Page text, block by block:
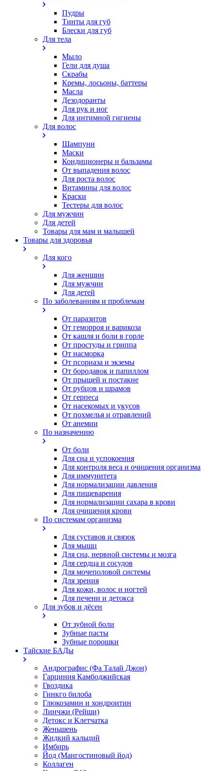
Пудры
Тинты для губ
Блески для губ
Для тела
Мыло
Гели для душа
Скрабы
Кремы, лосьоны, баттеры
Масла
Дезодоранты
Для рук и ног
Для интимной гигиены
Для волос
Шампуни
Маски
Кондиционеры и бальзамы
От выпадения волос
Для роста волос
Витамины для волос
Краски
Тестеры для волос
Для мужчин
Для детей
Товары для мам и малышей
Товары для здоровья
Для кого
Для женщин
Для мужчин
Для детей
По заболеваниям и проблемам
От паразитов
Oт геморроя и варикоза
От кашля и боли в горле
От простуды и гриппа
От насморка
Oт псориаза и экземы
От бородавок и папиллом
От прыщей и постакне
От рубцов и шрамов
От герпеса
От насекомых и укусов
От похмелья и отравлений
От анемии
По назначению
От боли
Для сна и успокоения
Для контроля веса и очищения организма
Для иммунитета
Для нормализации давления
Для пищеварения
Для нормализации сахара в крови
Для очищения крови
По системам организма
Для суставов и связок
Для мышц
Для сна, нервной системы и мозга
Для сердца и сосудов
Для мочеполовой системы
Для зрения
Для кожи, волос и ногтей
Для печени и детокса
Для зубов и дёсен
От зубной боли
Зубные пасты
Зубные порошки
Тайские БАДы
Андрографис (Фа Талай Джон)
Гарциния Камбоджийская
Гвоздика
Гинкго билоба
Глюкозамин и хондроитин
Линчжи (Рейши)
Детокс и Клетчатка
Женьшень
Жидкий кальций
Имбирь
Йод (Мангостиновый йод)
Коллаген